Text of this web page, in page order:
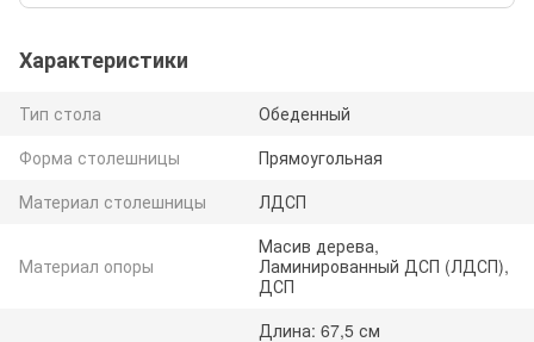
Характеристики
Тип стола
Обеденный
Форма столешницы
Прямоугольная
Материал столешницы
ЛДСП
Материал опоры
Масив дерева,
Ламинированный ДСП (ЛДСП),
ДСП
Длина: 67,5 см